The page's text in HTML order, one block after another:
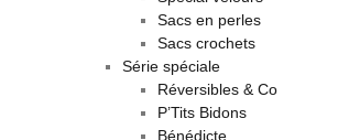
Sacs en perles
Sacs crochets
Série spéciale
Réversibles & Co
P’Tits Bidons
Bénédicte